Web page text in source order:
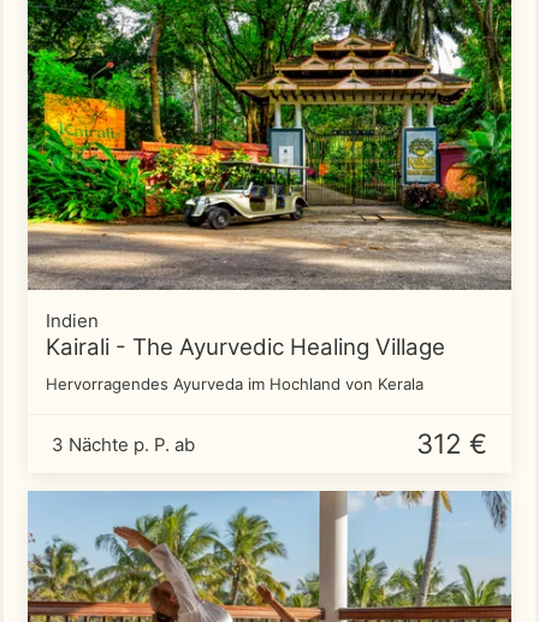
Indien
Kairali - The Ayurvedic Healing Village
Hervorragendes Ayurveda im Hochland von Kerala
3 Nächte p. P. ab 312 €